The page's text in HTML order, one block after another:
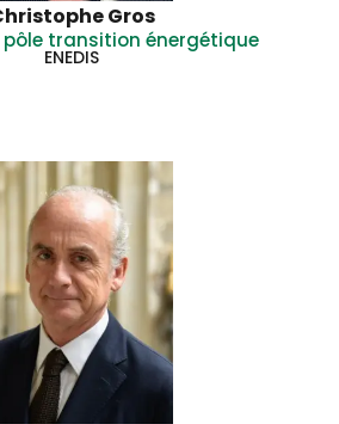
Gros
pôle transition énergétique
ENEDIS